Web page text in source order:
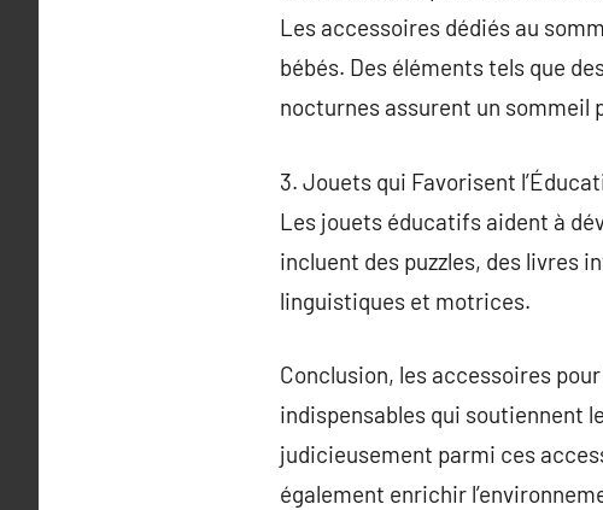
Les accessoires dédiés au
bébés. Des éléments tels que
nocturnes assurent un sommeil
3. Jouets qui Favorisent
Les jouets éducatifs aident à
incluent des puzzles, des livres
linguistiques et motrices.
Conclusion, les accessoires
indispensables qui soutiennent
judicieusement parmi ces
également enrichir